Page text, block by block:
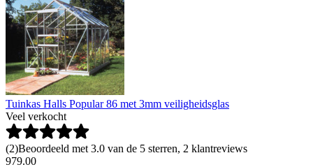
Tuinkas Halls Popular 86 met 3mm veiligheidsglas
Veel verkocht
(2)Beoordeeld met 3.0 van de 5 sterren, 2 klantreviews
979.00